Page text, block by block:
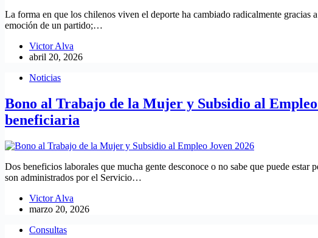
La forma en que los chilenos viven el deporte ha cambiado radicalmente
emoción de un partido;…
Victor Alva
abril 20, 2026
Noticias
Bono al Trabajo de la Mujer y Subsidio al
beneficiaria
Dos beneficios laborales que mucha gente desconoce o no sabe que puede
son administrados por el Servicio…
Victor Alva
marzo 20, 2026
Consultas